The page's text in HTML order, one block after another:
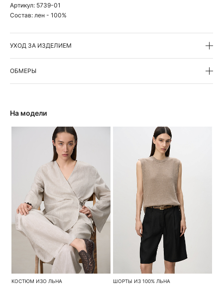
Артикул: 5739-01
Состав: лен - 100%
УХОД ЗА ИЗДЕЛИЕМ
ОБМЕРЫ
На модели
КОСТЮМ ИЗО ЛЬНА ШОРТЫ ИЗ 100% ЛЬНА